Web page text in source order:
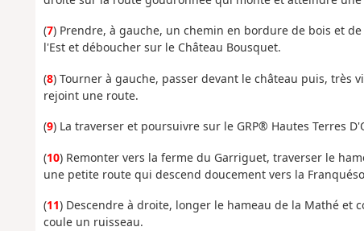
(7) Prendre, à gauche, un chemin en bordure de bois et
l'Est et déboucher sur le Château Bousquet.
(8) Tourner à gauche, passer devant le château puis, très
rejoint une route.
(9) La traverser et poursuivre sur le GRP® Hautes Terres
(10) Remonter vers la ferme du Garriguet, traverser le
une petite route qui descend doucement vers la
(11) Descendre à droite, longer le hameau de la Mathé et
coule un ruisseau.